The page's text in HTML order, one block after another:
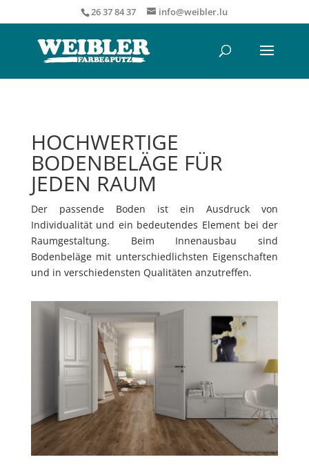
26 37 84 37 info@weibler.lu
HOCHWERTIGE
BODENBELÄGE FÜR
JEDEN RAUM
Der passende Boden ist ein Ausdruck von
Individualität und ein bedeutendes Element bei der
Raumgestaltung. Beim Innenausbau sind
Bodenbeläge mit unterschiedlichsten Eigenschaften
und in verschiedensten Qualitäten anzutreffen.